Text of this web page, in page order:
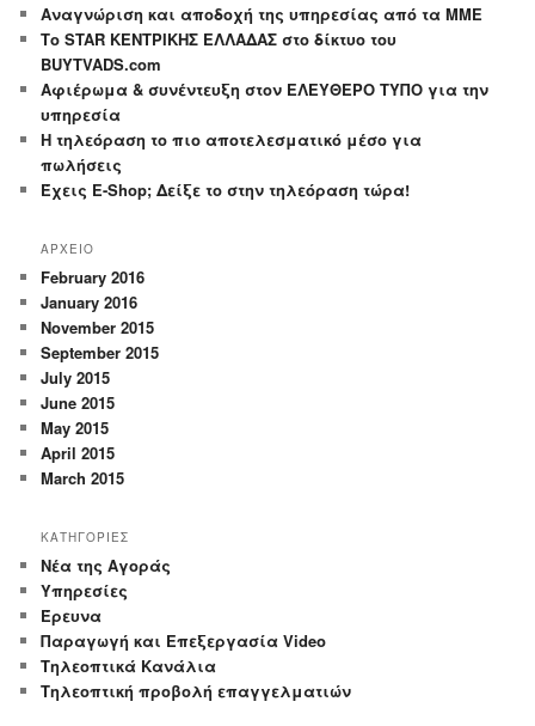
Αναγνώριση και αποδοχή της υπηρεσίας από τα ΜΜΕ
Το STAR ΚΕΝΤΡΙΚΗΣ ΕΛΛΑΔΑΣ στο δίκτυο του
BUYTVADS.com
Αφιέρωμα & συνέντευξη στον ΕΛΕΥΘΕΡΟ ΤΥΠΟ για την
υπηρεσία
Η τηλεόραση το πιο αποτελεσματικό μέσο για
πωλήσεις
Έχεις E-Shop; Δείξε το στην τηλεόραση τώρα!
ΑΡΧΕΙΟ
February 2016
January 2016
November 2015
September 2015
July 2015
June 2015
May 2015
April 2015
March 2015
ΚΑΤΗΓΟΡΙΕΣ
Nέα της Αγοράς
Yπηρεσίες
Έρευνα
Παραγωγή και Επεξεργασία Video
Τηλεοπτικά Κανάλια
Τηλεοπτική προβολή επαγγελματιών